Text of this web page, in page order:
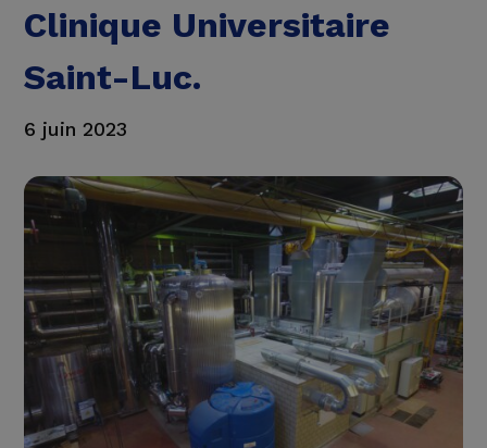
Clinique Universitaire
Saint-Luc.
6 juin 2023